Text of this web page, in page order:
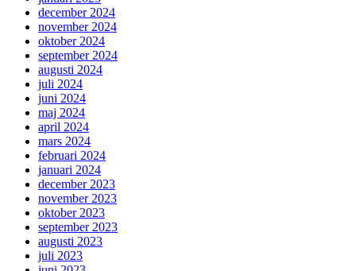
december 2024
november 2024
oktober 2024
september 2024
augusti 2024
juli 2024
juni 2024
maj 2024
april 2024
mars 2024
februari 2024
januari 2024
december 2023
november 2023
oktober 2023
september 2023
augusti 2023
juli 2023